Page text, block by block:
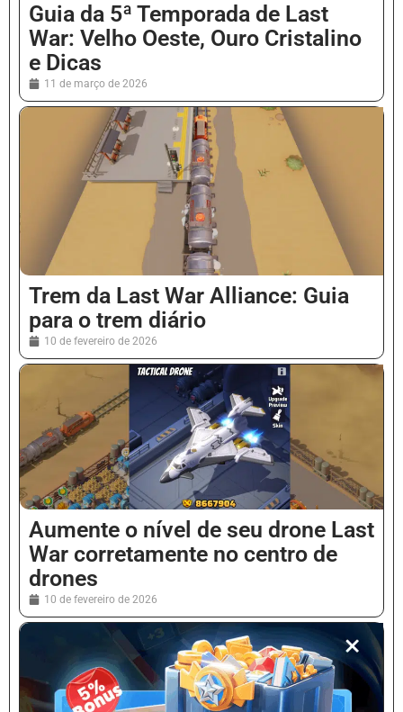
Guia da 5ª Temporada de Last
War: Velho Oeste, Ouro Cristalino
e Dicas
11 de março de 2026
Trem da Last War Alliance: Guia
para o trem diário
10 de fevereiro de 2026
Aumente o nível de seu drone Last
War corretamente no centro de
drones
10 de fevereiro de 2026